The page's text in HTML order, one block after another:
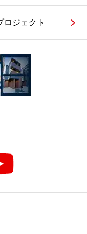
ロジェクト